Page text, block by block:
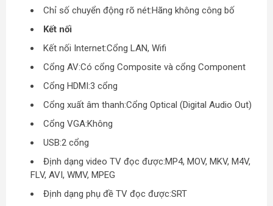
Chỉ số chuyển động rõ nét:Hãng không công bố
Kết nối
Kết nối Internet:Cổng LAN, Wifi
Cổng AV:Có cổng Composite và cổng Component
Cổng HDMI:3 cổng
Cổng xuất âm thanh:Cổng Optical (Digital Audio Out)
Cổng VGA:Không
USB:2 cổng
Định dạng video TV đọc được:MP4, MOV, MKV, M4V,
FLV, AVI, WMV, MPEG
Định dạng phụ đề TV đọc được:SRT